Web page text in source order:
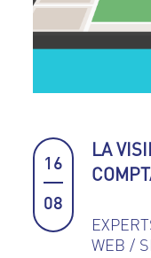
16
08
LA
WEB /